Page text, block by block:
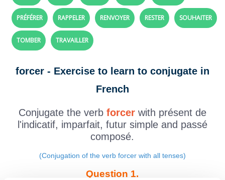
PRÉFÉRER RAPPELER RENVOYER RESTER SOUHAITER
TOMBER TRAVAILLER
forcer - Exercise to learn to conjugate in
French
Conjugate the verb forcerwith présent de
l'indicatif, imparfait, futur simple and passé
composé.
(Conjugation of the verb forcer with all tenses)
Question 1.